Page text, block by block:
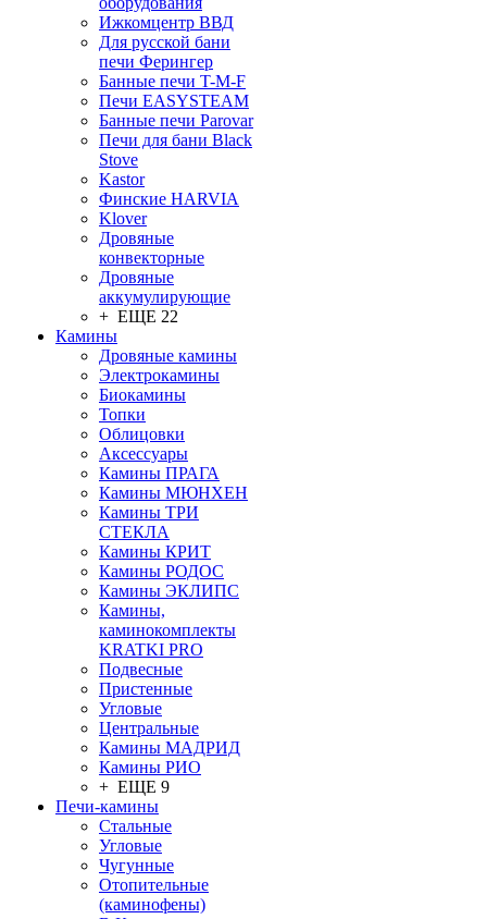
Ижкомцентр ВВД
Для русской бани
печи Ферингер
Банные печи T-M-F
Печи EASYSTEAM
Банные печи Parovar
Печи для бани Black
Stove
Kastor
Финские HARVIA
Klover
Дровяные
конвекторные
Дровяные
аккумулирующие
+ ЕЩЕ 22
Камины
Дровяные камины
Электрокамины
Биокамины
Топки
Облицовки
Аксессуары
Камины ПРАГА
Камины МЮНХЕН
Камины ТРИ
СТЕКЛА
Камины КРИТ
Камины РОДОС
Камины ЭКЛИПС
Камины,
каминокомплекты
KRATKI PRO
Подвесные
Пристенные
Угловые
Центральные
Камины МАДРИД
Камины РИО
+ ЕЩЕ 9
Печи-камины
Стальные
Угловые
Чугунные
Отопительные
(каминофены)